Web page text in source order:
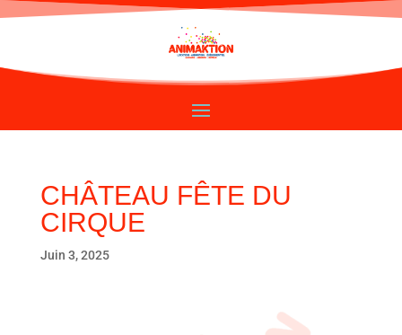
CHÂTEAU FÊTE DU
CIRQUE
Juin 3, 2025